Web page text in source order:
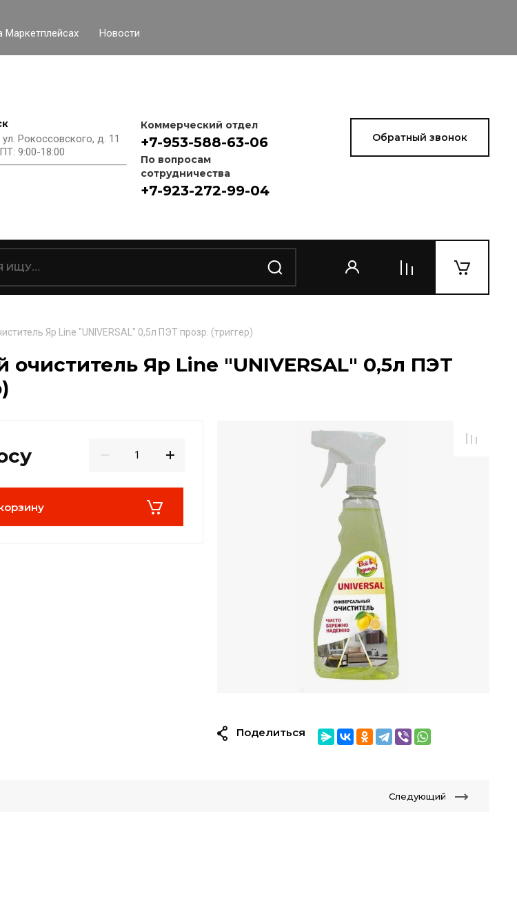
Новости
Рокоссовского, д. 11
9:00-18:00
Коммерческий отдел
+7-953-588-63-06
По вопросам
сотрудничества
+7-923-272-99-04
Обратный звонок
Яр Line "UNIVERSAL" 0,5л ПЭТ прозр. (триггер)
Яр Line "UNIVERSAL" 0,5л ПЭТ
Поделиться
Следующий